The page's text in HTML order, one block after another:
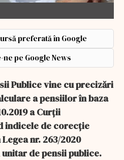
preferată în Google
pe Google News
Publice vine cu precizări
a pensiilor în baza
a Curții
indicele de corecție
nr. 263/2020
de pensii publice.